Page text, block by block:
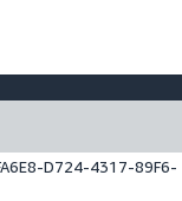
D724-4317-89F6-